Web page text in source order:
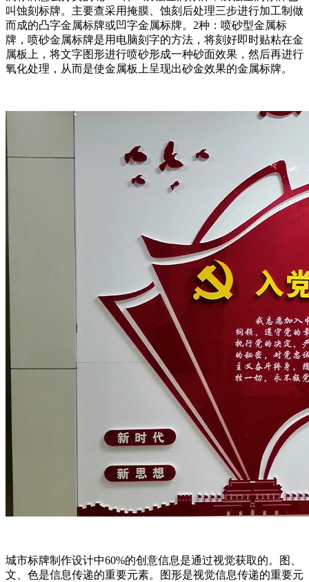
叫蚀刻标牌。主要查采用掩膜、蚀刻后处理三步进行加工制做
而成的凸字金属标牌或凹字金属标牌。2种：喷砂型金属标
牌，喷砂金属标牌是用电脑刻字的方法，将刻好即时贴粘在金
属板上，将文字图形进行喷砂形成一种砂面效果，然后再进行
氧化处理，从而是使金属板上呈现出砂金效果的金属标牌。
城市标牌制作设计中60%的创意信息是通过视觉获取的。图、
文、色是信息传递的重要元素。图形是视觉信息传递的重要元